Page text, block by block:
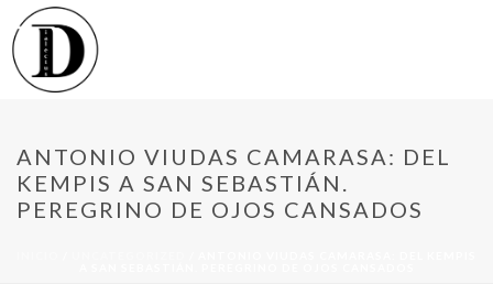
ANTONIO VIUDAS CAMARASA: DEL
KEMPIS A SAN SEBASTIÁN.
PEREGRINO DE OJOS CANSADOS